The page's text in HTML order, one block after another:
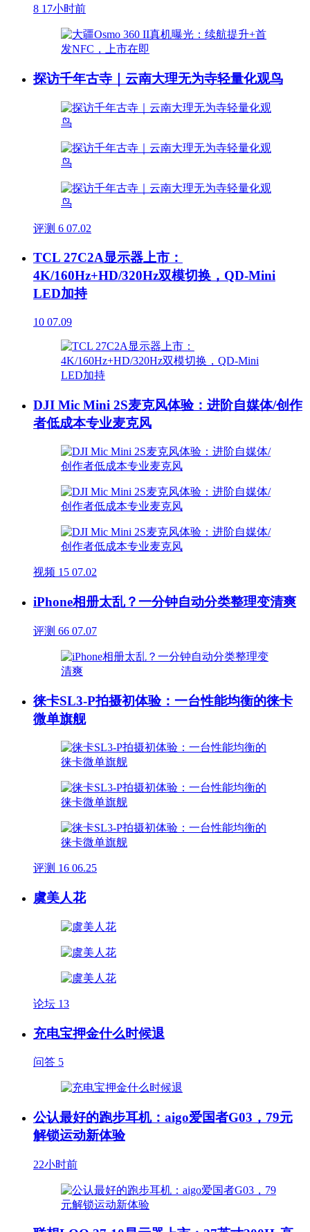
8 17小时前
探访千年古寺｜云南大理无为寺轻量化观鸟
评测 6 07.02
TCL 27C2A显示器上市：
4K/160Hz+HD/320Hz双模切换，QD-Mini
LED加持
10 07.09
DJI Mic Mini 2S麦克风体验：进阶自媒体/创作
者低成本专业麦克风
视频 15 07.02
iPhone相册太乱？一分钟自动分类整理变清爽
评测 66 07.07
徕卡SL3-P拍摄初体验：一台性能均衡的徕卡
微单旗舰
评测 16 06.25
虞美人花
论坛 13
充电宝押金什么时候退
问答 5
公认最好的跑步耳机：aigo爱国者G03，79元
解锁运动新体验
22小时前